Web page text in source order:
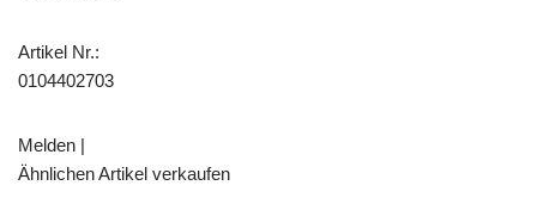
Artikel Nr.:
0104402703
Melden |
Ähnlichen Artikel verkaufen